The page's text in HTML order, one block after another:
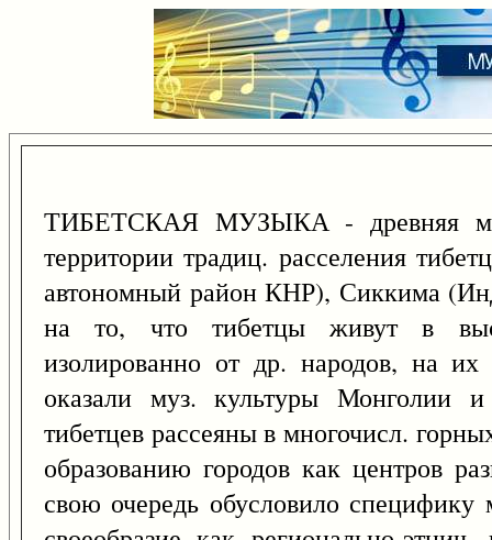
ТИБЕТСКАЯ МУЗЫКА - древняя
территории традиц. расселения
автономный район КНР), Сиккима
на то, что тибетцы живут в
изолированно от др. народов, на их
оказали муз. культуры Монголии
тибетцев рассеяны в многочисл.
образованию городов как центров
свою очередь обусловило